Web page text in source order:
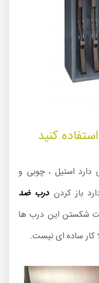
کنید
دارد استیل ، چوبی و
باز کردندرب ضد
شکستن این درب ها
کار ساده ای نیست.